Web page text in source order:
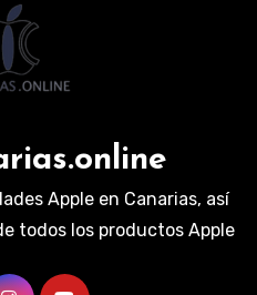
Apple en Canarias, así
todos los productos Apple